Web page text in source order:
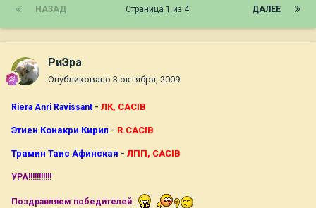
НАЗАД ДАЛЕЕ
Страница 1 из 4
РиЭра
Опубликовано 3 октября, 2009
Riera Anri Ravissant - ЛК, CACIB
Этиен Конакри Кирил - R.CACIB
Трамин Таис Афинская - ЛПП, CACIB
УРА!!!!!!!!!!!
Поздравляем победителей